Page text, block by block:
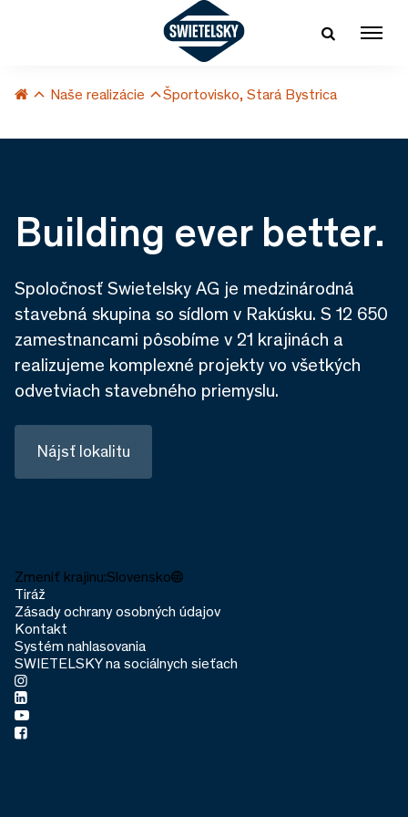
Naše realizácie Športovisko, Stará Bystrica
Building ever better.
Spoločnosť Swietelsky AG je medzinárodná
stavebná skupina so sídlom v Rakúsku. S 12 650
zamestnancami pôsobíme v 21 krajinách a
realizujeme komplexné projekty vo všetkých
odvetviach stavebného priemyslu.
Nájsť lokalitu
Zmeniť krajinu:Slovensko
Tiráž
Zásady ochrany osobných údajov
Kontakt
Systém nahlasovania
SWIETELSKY na sociálnych sieťach